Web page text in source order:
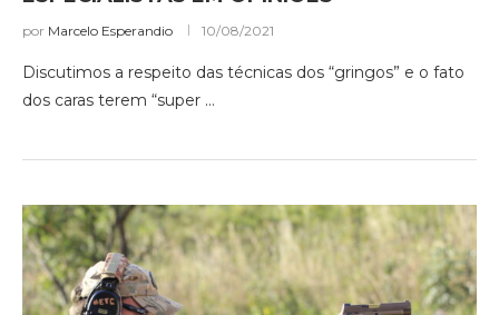
por Marcelo Esperandio 10/08/2021
Discutimos a respeito das técnicas dos “gringos” e o fato
dos caras terem “super …